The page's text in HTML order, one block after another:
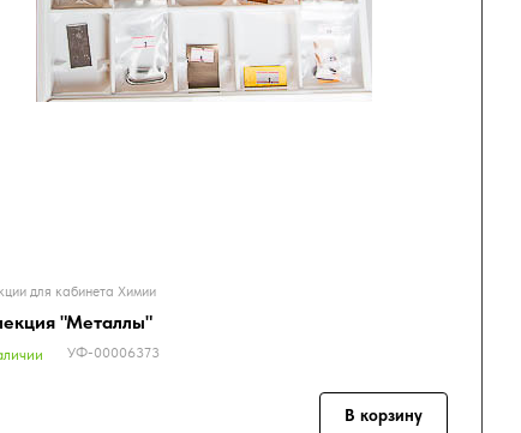
для кабинета Химии
"Металлы"
УФ-00006373
В корзину